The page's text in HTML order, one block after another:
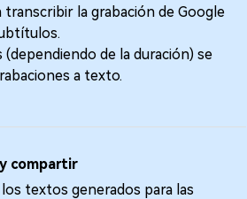
transcribir la grabación de Google
de la duración) se
a texto.
compartir
textos generados para las